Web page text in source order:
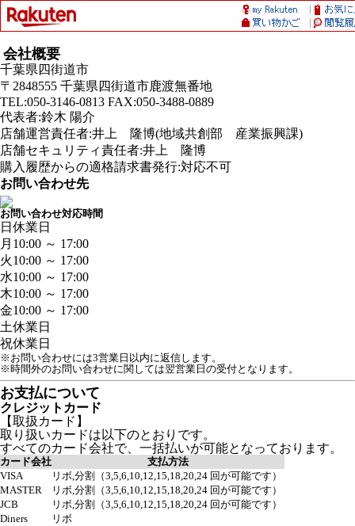
会社概要
千葉県四街道市
〒2848555 千葉県四街道市鹿渡無番地
TEL:050-3146-0813 FAX:050-3488-0889
代表者:鈴木 陽介
店舗運営責任者:井上 隆博(地域共創部 産業振興課)
店舗セキュリティ責任者:井上 隆博
購入履歴からの適格請求書発行:対応不可
お問い合わせ先
お問い合わせ対応時間
日 休業日
月 10:00 ～ 17:00
火10:00 ～ 17:00
水10:00 ～ 17:00
木10:00 ～ 17:00
金10:00 ～ 17:00
土休業日
祝休業日
※お問い合わせには3営業日以内に返信します。
※時間外のお問い合わせに関しては翌営業日の受付となります。
お支払について
クレジットカード
【取扱カード】
取り扱いカードは以下のとおりです。
すべてのカード会社で、一括払いが可能となっております。
カード会社
支払方法
VISA
リボ,分割（3,5,6,10,12,15,18,20,24 回が可能です）
MASTER
リボ,分割（3,5,6,10,12,15,18,20,24 回が可能です）
JCB
リボ,分割（3,5,6,10,12,15,18,20,24 回が可能です）
Diners
リボ